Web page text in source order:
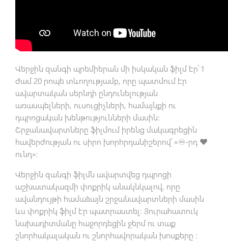
Վերջին զանգի պրեմիերան մի իսկական ֆիլմ էր՝ 1
ժամ 20 րոպե տևողությամբ, որը պատմում էր
ավարտական սերնդի ընդունելության
առասպելների, ուսուցիչների, համայնքի ու
դպրոցական խենթությունների մասին։
Շրջանավարտները ֆիլմում իրենց մակագրեցին
հավերժության ու սիրո խորհրդանիշերով՝ «♾-րդ ❤
ունդ»։
Վերջին զանգի ֆիլմն ավարտվեց դպրոցի
աշխատակազմի փոքրիկ անակնկալով, որը
ավանդույթի համաձայն շրջանավարտների մասին
ևս փոքրիկ ֆիլմ էր պատրաստել։ Յուրահատուկ
նախադիտմանը հաջորդեցին ջերմ ու տաք
շնորհակալական ու շնորհավորական խոսքերը ։